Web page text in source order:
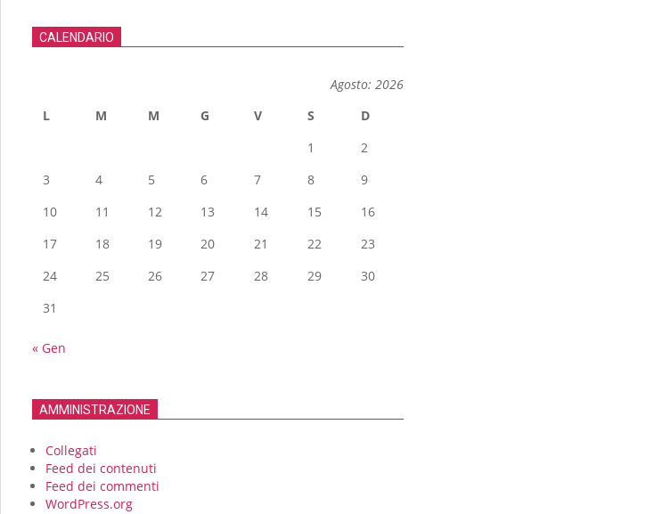
CALENDARIO
Agosto: 2026
L
M M G V S
D
1
2
3
4 5 6 7 8
9
10
11 12 13 14 15
16
17
18 19 20 21 22
23
24
25 26 27 28 29
30
31
« Gen
AMMINISTRAZIONE
Collegati
Feed dei contenuti
Feed dei commenti
WordPress.org